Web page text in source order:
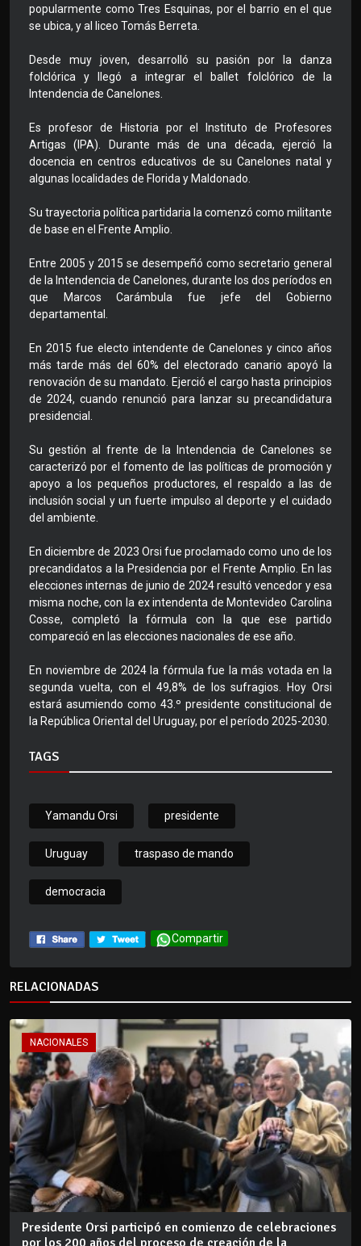
popularmente como Tres Esquinas, por el barrio en el que
se ubica, y al liceo Tomás Berreta.
Desde muy joven, desarrolló su pasión por la danza
folclórica y llegó a integrar el ballet folclórico de la
Intendencia de Canelones.
Es profesor de Historia por el Instituto de Profesores
Artigas (IPA). Durante más de una década, ejerció la
docencia en centros educativos de su Canelones natal y
algunas localidades de Florida y Maldonado.
Su trayectoria política partidaria la comenzó como militante
de base en el Frente Amplio.
Entre 2005 y 2015 se desempeñó como secretario general
de la Intendencia de Canelones, durante los dos períodos en
que Marcos Carámbula fue jefe del Gobierno
departamental.
En 2015 fue electo intendente de Canelones y cinco años
más tarde más del 60% del electorado canario apoyó la
renovación de su mandato. Ejerció el cargo hasta principios
de 2024, cuando renunció para lanzar su precandidatura
presidencial.
Su gestión al frente de la Intendencia de Canelones se
caracterizó por el fomento de las políticas de promoción y
apoyo a los pequeños productores, el respaldo a las de
inclusión social y un fuerte impulso al deporte y el cuidado
del ambiente.
En diciembre de 2023 Orsi fue proclamado como uno de los
precandidatos a la Presidencia por el Frente Amplio. En las
elecciones internas de junio de 2024 resultó vencedor y esa
misma noche, con la ex intendenta de Montevideo Carolina
Cosse, completó la fórmula con la que ese partido
compareció en las elecciones nacionales de ese año.
En noviembre de 2024 la fórmula fue la más votada en la
segunda vuelta, con el 49,8% de los sufragios. Hoy Orsi
estará asumiendo como 43.º presidente constitucional de
la República Oriental del Uruguay, por el período 2025-2030.
TAGS
Yamandu Orsi presidente
Uruguay traspaso de mando
democracia
Compartir
RELACIONADAS
NACIONALES
Presidente Orsi participó en comienzo de celebraciones
por los 200 años del proceso de creación de la